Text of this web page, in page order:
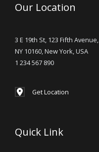
Our Location
3 E 19th St, 123 Fifth Avenue,
NY 10160, New York, USA
1 234 567 890
Get Location
Quick Link